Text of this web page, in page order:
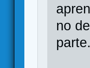
no
parte.